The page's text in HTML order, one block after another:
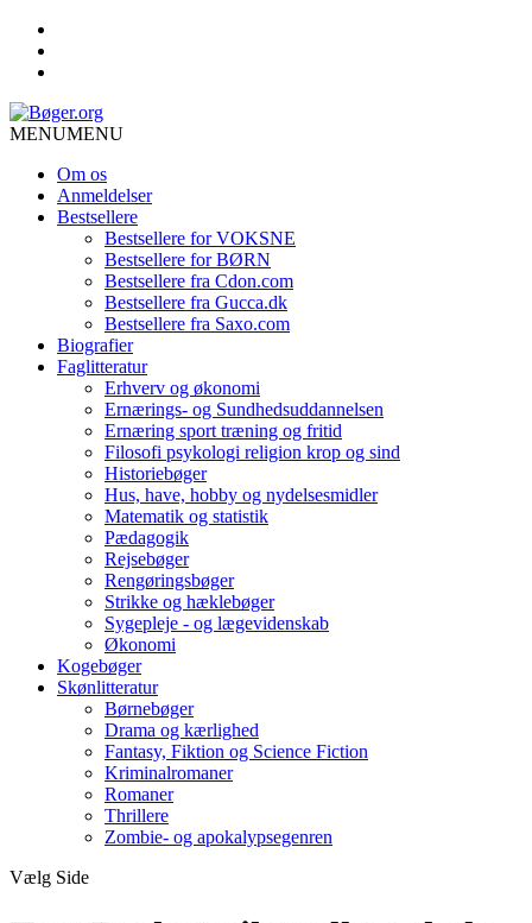
MENUMENU
Om os
Anmeldelser
Bestsellere
Bestsellere for VOKSNE
Bestsellere for BØRN
Bestsellere fra Cdon.com
Bestsellere fra Gucca.dk
Bestsellere fra Saxo.com
Biografier
Faglitteratur
Erhverv og økonomi
Ernærings- og Sundhedsuddannelsen
Ernæring sport træning og fritid
Filosofi psykologi religion krop og sind
Historiebøger
Hus, have, hobby og nydelsesmidler
Matematik og statistik
Pædagogik
Rejsebøger
Rengøringsbøger
Strikke og hæklebøger
Sygepleje - og lægevidenskab
Økonomi
Kogebøger
Skønlitteratur
Børnebøger
Drama og kærlighed
Fantasy, Fiktion og Science Fiction
Kriminalromaner
Romaner
Thrillere
Zombie- og apokalypsegenren
Vælg Side